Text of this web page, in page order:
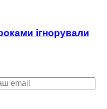
ігнорували